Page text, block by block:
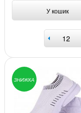
У кошик
ЗНИЖКА